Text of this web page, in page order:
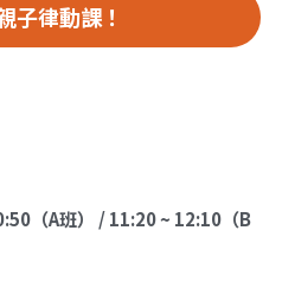
子律動課！
（A班） / 11:20 ~ 12:10（B